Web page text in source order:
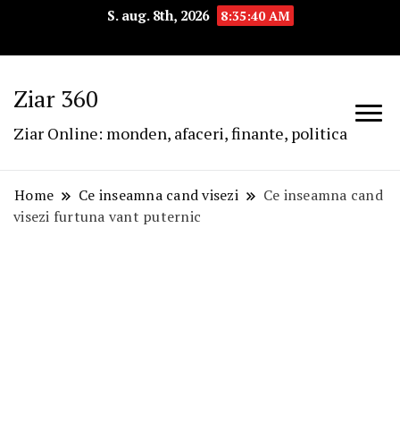
S. aug. 8th, 2026 8:35:41 AM
Ziar 360
Ziar Online: monden, afaceri, finante, politica
Home Ce inseamna cand visezi
Ce inseamna cand
visezi furtuna vant puternic